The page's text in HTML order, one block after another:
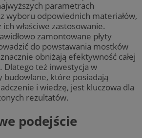
parametrach
wyboru odpowiednich materiałów,
właściwe zastosowanie.
zamontowane płyty
do powstawania mostków
obniżają efektywność całej
też inwestycja w
budowlane, które posiadają
i wiedzę, jest kluczowa dla
rezultatów.
podejście